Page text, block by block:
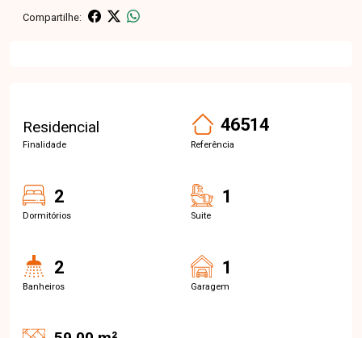
Compartilhe:
Residencial
Finalidade
46514
Referência
2
Dormitórios
1
Suite
2
Banheiros
1
Garagem